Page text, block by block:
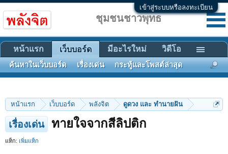
เข้าสู่ระบบหรือลงทะเบียน
หน้าแรก เว็บบอร์ด พลังจิต ดูดวง และ ทำนายฝัน
เรื่องเด่น ทายใจจากสีลิปติก
แท็ก: เพิ่มแท็ก
ชุมชนชาวพุทธ
หน้าแรก เว็บบอร์ด
ค้นหาในเว็บบอร์ด เรื่องเด่น กระทู้และโพสต์ล่าสุด
มีอะไรใหม่ วิดีโอ